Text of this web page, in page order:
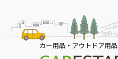
カー用品・アウトドア用品